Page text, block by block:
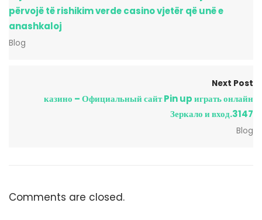
përvojë të rishikim verde casino vjetër që unë e
anashkaloj
Blog
Next Post
казино – Официальный сайт Pin up играть онлайн
Зеркало и вход.3147
Blog
Comments are closed.